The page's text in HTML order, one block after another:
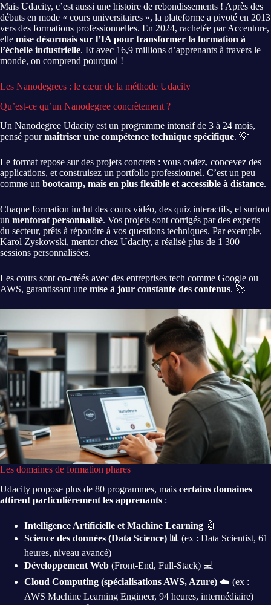
Mais Udacity, c’est aussi une histoire de rebondissements ! Après des
débuts en mode « cours universitaires », la plateforme a pivoté en 2013
vers des formations professionnelles. En 2024, rachetée par Accenture,
elle mise désormais sur l’IA pour transformer la formation à
l’échelle industrielle. Et avec 16,9 millions d’apprenants à travers le
monde, on comprend pourquoi !
Les Nanodegrees : le cœur de la méthode Udacity
Qu’est-ce qu’un Nanodegree concrètement ?
Un Nanodegree Udacity est un programme intensif de 3 à 24 mois,
pensé pourmaîtriser une compétence technique spécifique. 💡
Le format repose sur des projets concrets : vous codez, concevez des
applications, et construisez un portfolio professionnel. C’est un peu
comme un bootcamp, mais en plus flexible et accessible à distance.
Chaque formation inclut des cours vidéo, des quiz interactifs, et surtout
un mentorat personnalisé. Vos projets sont corrigés par des experts
du secteur, prêts à répondre à vos questions techniques. Par exemple,
Karol Zyskowski, mentor chez Udacity, a réalisé plus de 1 300
sessions personnalisées.
Les cours sont co-créés avec des entreprises tech comme Google ou
AWS, garantissant une mise à jour constante des contenus. 🚀
Les domaines de formation phares
Udacity propose plus de 80 programmes, mais certains domaines
attirent particulièrement les apprenants :
Intelligence Artificielle et Machine Learning 🤖
Science des données (Data Science) 📊 (ex : Data Scientist, 61
heures, niveau avancé)
Développement Web (Front-End, Full-Stack) 💻
Cloud Computing (spécialisations AWS, Azure) ☁️ (ex :
AWS Machine Learning Engineer, 94 heures, intermédiaire)